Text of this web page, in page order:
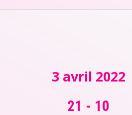
3 avril 2022
21 - 10